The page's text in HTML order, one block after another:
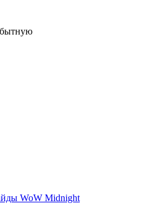
WoW Midnight